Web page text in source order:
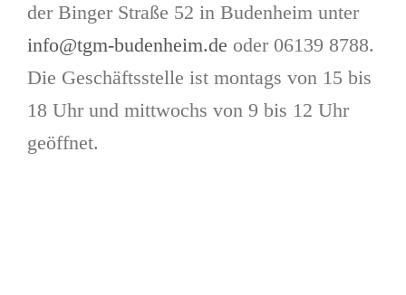
der Binger Straße 52 in Budenheim unter
info@tgm-budenheim.de oder 06139 8788.
Die Geschäftsstelle ist montags von 15 bis
18 Uhr und mittwochs von 9 bis 12 Uhr
geöffnet.